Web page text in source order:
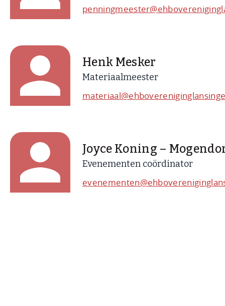
Henk Mesker
Materiaalmeester
Joyce Koning –
Evenementen coördinator